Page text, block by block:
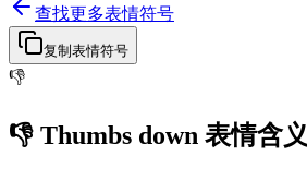
查找更多表情符号
复制表情符号
👎
👎 Thumbs down 表情含义